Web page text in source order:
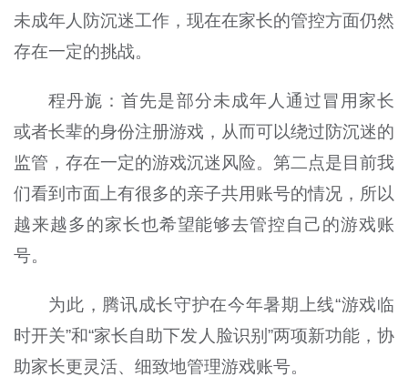
未成年人防沉迷工作，现在在家长的管控方面仍然
存在一定的挑战。
程丹旎：首先是部分未成年人通过冒用家长
或者长辈的身份注册游戏，从而可以绕过防沉迷的
监管，存在一定的游戏沉迷风险。第二点是目前我
们看到市面上有很多的亲子共用账号的情况，所以
越来越多的家长也希望能够去管控自己的游戏账
号。
为此，腾讯成长守护在今年暑期上线“游戏临
时开关”和“家长自助下发人脸识别”两项新功能，协
助家长更灵活、细致地管理游戏账号。